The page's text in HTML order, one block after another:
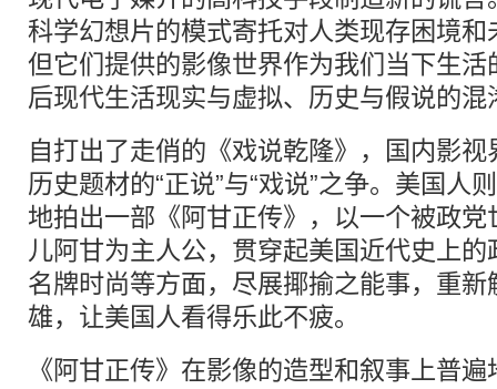
科学幻想片的模式寄托对人类现存困境
但它们提供的影像世界作为我们当下生
后现代生活现实与虚拟、历史与假说的混
自打出了走俏的《戏说乾隆》，国内影
历史题材的“正说”与“戏说”之争。美国人
地拍出一部《阿甘正传》，以一个被政党
儿阿甘为主人公，贯穿起美国近代史上
名牌时尚等方面，尽展揶揄之能事，重
雄，让美国人看得乐此不疲。
《阿甘正传》在影像的造型和叙事上普遍